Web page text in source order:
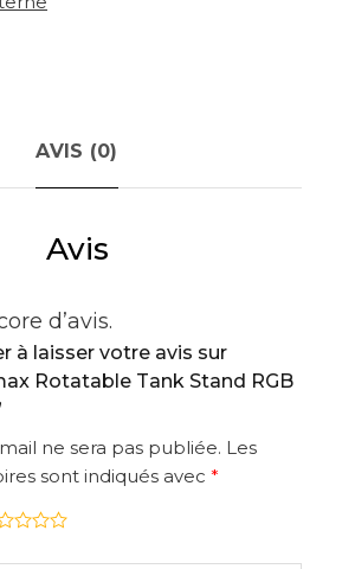
AVIS (0)
Avis
d’avis.
à laisser votre avis sur
Rotatable Tank Stand RGB
ne sera pas publiée. Les
sont indiqués avec *